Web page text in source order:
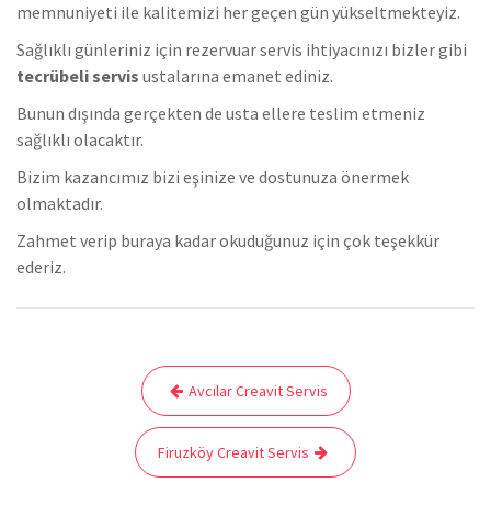
memnuniyeti ile kalitemizi her geçen gün yükseltmekteyiz.
Sağlıklı günleriniz için rezervuar servis ihtiyacınızı bizler gibi
tecrübeli servis ustalarına emanet ediniz.
Bunun dışında gerçekten de usta ellere teslim etmeniz
sağlıklı olacaktır.
Bizim kazancımız bizi eşinize ve dostunuza önermek
olmaktadır.
Zahmet verip buraya kadar okuduğunuz için çok teşekkür
ederiz.
gezinmesi
Avcılar Creavit Servis
Firuzköy Creavit Servis